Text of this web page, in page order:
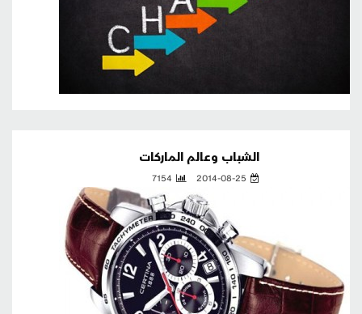
الشباب وعالم الماركات
2014-08-25
7154